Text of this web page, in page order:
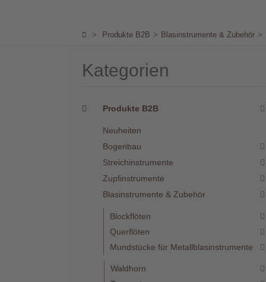
> Produkte B2B > Blasinstrumente & Zubehör >
Kategorien
Produkte B2B
Neuheiten
Bogenbau
Streichinstrumente
Zupfinstrumente
Blasinstrumente & Zubehör
Blockflöten
Querflöten
Mundstücke für Metallblasinstrumente
Waldhorn